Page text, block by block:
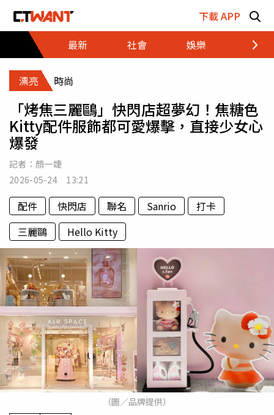
下載 APP
最新
社會 娛樂 財經
漂亮 時尚
「烤焦三麗鷗」快閃店超夢幻！焦糖色
Kitty配件服飾都可愛爆擊，直接少女心
爆發
記者： 顏一婕
2026-05-24 13:21
配件 快閃店 聯名 Sanrio
打卡
三麗鷗
Hello Kitty
（圖／品牌提供）